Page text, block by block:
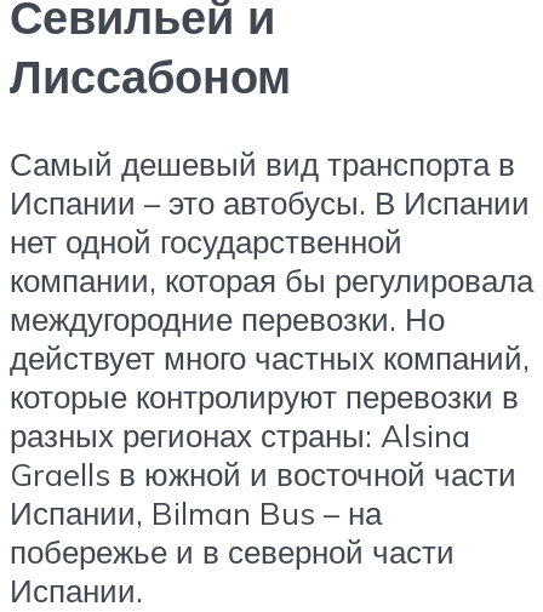
Севильей и
Лиссабоном
Самый дешевый вид транспорта в
Испании – это автобусы. В Испании
нет одной государственной
компании, которая бы регулировала
междугородние перевозки. Но
действует много частных компаний,
которые контролируют перевозки в
разных регионах страны: Alsina
Graells в южной и восточной части
Испании, Bilman Bus – на
побережье и в северной части
Испании.